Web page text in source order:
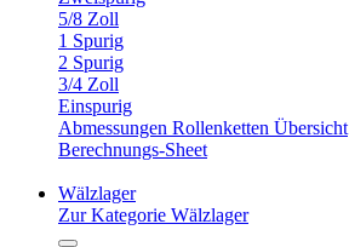
5/8 Zoll
1 Spurig
2 Spurig
3/4 Zoll
Einspurig
Abmessungen Rollenketten Übersicht
Berechnungs-Sheet
Wälzlager
Zur Kategorie Wälzlager